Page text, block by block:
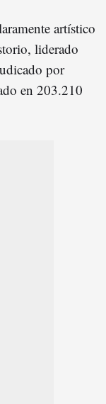
artístico
liderado
por
en 203.210